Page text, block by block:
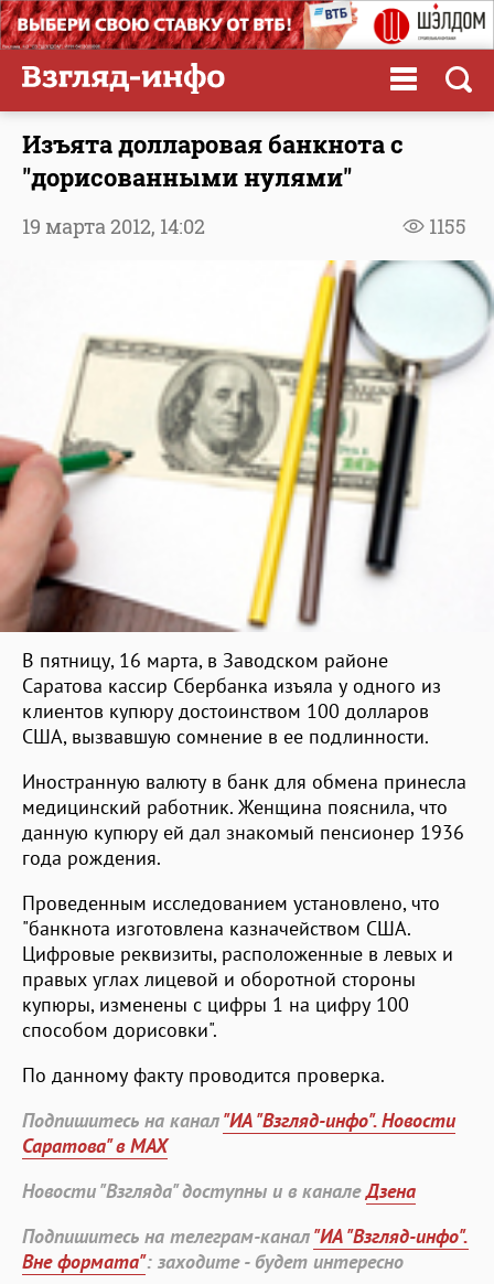
Изъята долларовая банкнота с
"дорисованными нулями"
1155
19 марта 2012, 14:02
В пятницу, 16 марта, в Заводском районе
Саратова кассир Сбербанка изъяла у одного из
клиентов купюру достоинством 100 долларов
США, вызвавшую сомнение в ее подлинности.
Иностранную валюту в банк для обмена принесла
медицинский работник. Женщина пояснила, что
данную купюру ей дал знакомый пенсионер 1936
года рождения.
Проведенным исследованием установлено, что
"банкнота изготовлена казначейством США.
Цифровые реквизиты, расположенные в левых и
правых углах лицевой и оборотной стороны
купюры, изменены с цифры 1 на цифру 100
способом дорисовки".
По данному факту проводится проверка.
Подпишитесь на канал"ИА "Взгляд-инфо". Новости
Саратова" в MAX
Новости "Взгляда" доступны и в каналеДзена
Подпишитесь на телеграм-канал"ИА "Взгляд-инфо".
Вне формата": заходите - будет интересно